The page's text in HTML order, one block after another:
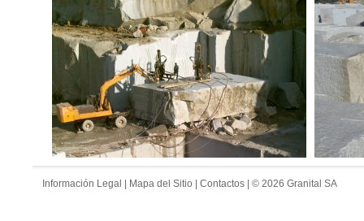
Información Legal Mapa del Sitio Contactos | © 2026 Granital SA